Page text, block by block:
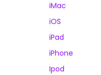
iMac
iOS
iPad
iPhone
Ipod